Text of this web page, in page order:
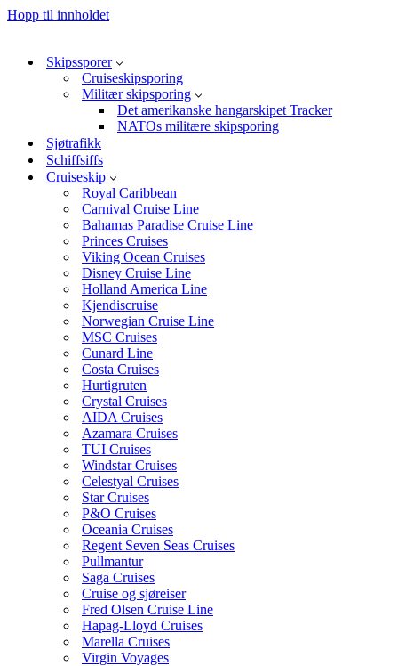
Hopp til innholdet
Skipssporer
Cruiseskipsporing
Militær skipsporing
Det amerikanske hangarskipet Tracker
NATOs militære skipsporing
Sjøtrafikk
Schiffsiffs
Cruiseskip
Royal Caribbean
Carnival Cruise Line
Bahamas Paradise Cruise Line
Princes Cruises
Viking Ocean Cruises
Disney Cruise Line
Holland America Line
Kjendiscruise
Norwegian Cruise Line
MSC Cruises
Cunard Line
Costa Cruises
Hurtigruten
Crystal Cruises
AIDA Cruises
Azamara Cruises
TUI Cruises
Windstar Cruises
Celestyal Cruises
Star Cruises
P&O Cruises
Oceania Cruises
Regent Seven Seas Cruises
Pullmantur
Saga Cruises
Cruise og sjøreiser
Fred Olsen Cruise Line
Hapag-Lloyd Cruises
Marella Cruises
Virgin Voyages